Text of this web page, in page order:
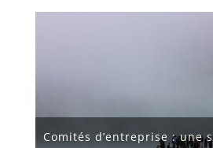
Comités d’entreprise : une